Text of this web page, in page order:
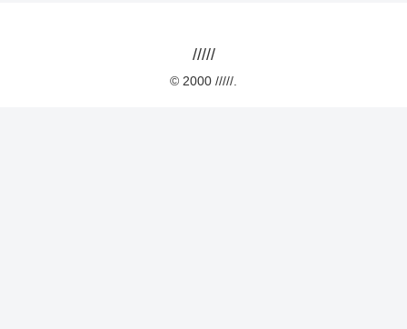
/////
© 2000 /////.